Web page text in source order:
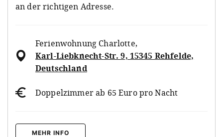
an der richtigen Adresse.
Ferienwohnung Charlotte,
Karl-Liebknecht-Str. 9, 15345 Rehfelde,
Deutschland
Doppelzimmer ab 65 Euro pro Nacht
MEHR INFO